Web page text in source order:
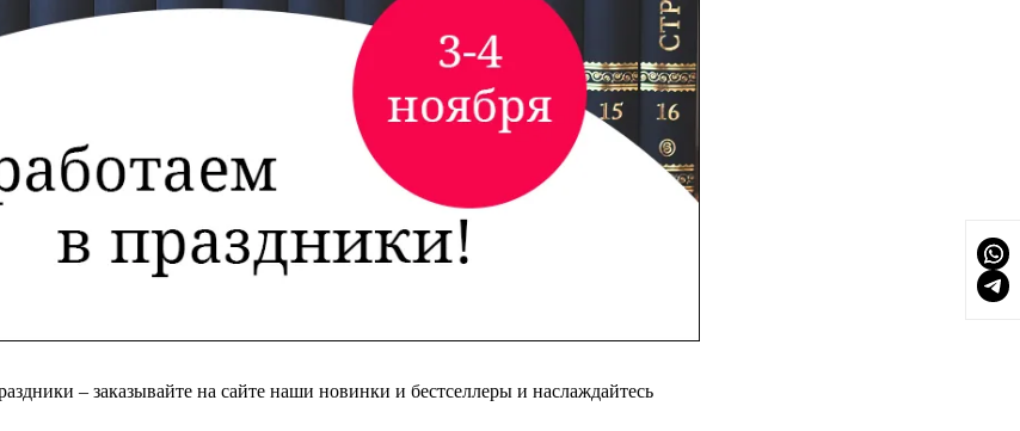
– заказывайте на сайте наши новинки и бестселлеры и наслаждайтесь